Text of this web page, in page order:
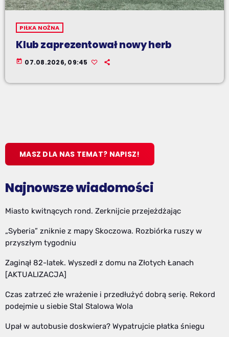
PIŁKA NOŻNA
Klub zaprezentował nowy herb
today 07.08.2026, 09:45
MASZ DLA NAS TEMAT? NAPISZ!
Najnowsze wiadomości
Miasto kwitnących rond. Zerknijcie przejeżdżając
„Syberia” zniknie z mapy Skoczowa. Rozbiórka ruszy w
przyszłym tygodniu
Zaginął 82-latek. Wyszedł z domu na Złotych Łanach
[AKTUALIZACJA]
Czas zatrzeć złe wrażenie i przedłużyć dobrą serię. Rekord
podejmie u siebie Stal Stalowa Wola
Upał w autobusie doskwiera? Wypatrujcie płatka śniegu